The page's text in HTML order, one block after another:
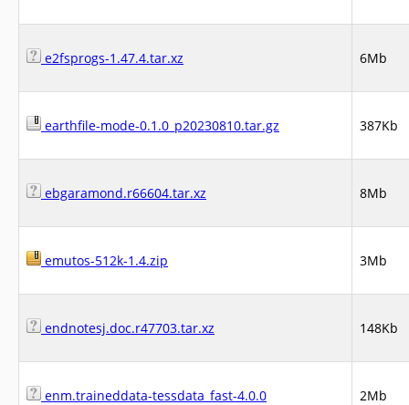
e2fsprogs-1.47.4.tar.xz 6Mb
earthfile-mode-0.1.0_p20230810.tar.gz 387Kb
ebgaramond.r66604.tar.xz 8Mb
emutos-512k-1.4.zip 3Mb
endnotesj.doc.r47703.tar.xz 148Kb
enm.traineddata-tessdata_fast-4.0.0 2Mb